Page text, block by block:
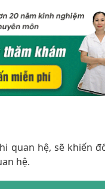
quan hệ, sẽ khiến
hệ.